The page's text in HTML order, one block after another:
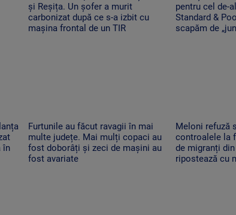
și Reșița. Un șofer a murit
carbonizat după ce s-a izbit cu
mașina frontal de un TIR
pentru cel de-
Standard &
scapăm de
în
Furtunile au făcut ravagii în mai
multe județe. Mai mulți copaci au
fost doborâți și zeci de mașini au
fost avariate
Meloni refuză
controalele la
de migranți
ripostează cu